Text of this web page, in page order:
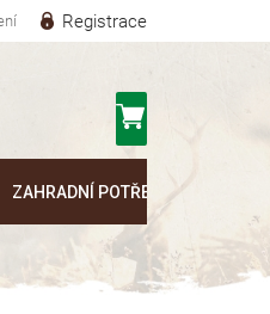
Registrace
ZAHRADNÍ POTŘEBY